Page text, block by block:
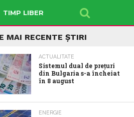
TIMP LIBER
MAI RECENTE ȘTIRI
ACTUALITATE
Sistemul dual de prețuri
din Bulgaria s-a încheiat
în 8 august
ENERGIE